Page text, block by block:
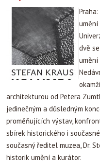
dvě
umění
architekturou od Petera
jedinečným a důsledným
proměňujících výstav,
sbírek historického i
současný ředitel muzea, Dr.
historik umění a kurátor.